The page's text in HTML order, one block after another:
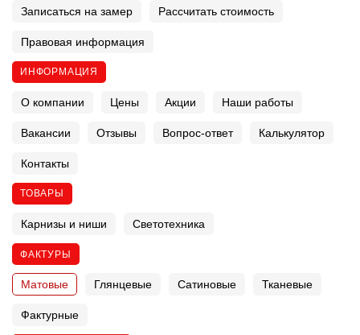
Записаться на замер Рассчитать стоимость
Правовая информация
ИНФОРМАЦИЯ
О компании Цены Акции Наши работы
Вакансии Отзывы Вопрос-ответ Калькулятор
Контакты
ТОВАРЫ
Карнизы и ниши Светотехника
ФАКТУРЫ
Матовые Глянцевые Сатиновые Тканевые
Фактурные